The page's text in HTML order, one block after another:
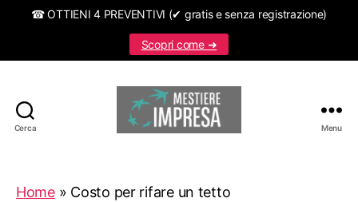
☎ OTTIENI 4 PREVENTIVI (✔ gratis e senza registrazione)
Scopri come ➜
Cerca Menu
Home» Costo per rifare un tetto